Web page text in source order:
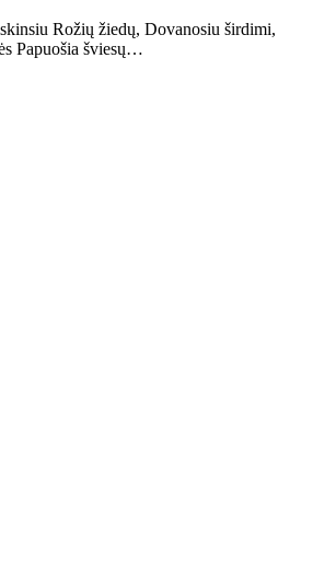
Rožių žiedų, Dovanosiu širdimi,
Papuošia šviesų…